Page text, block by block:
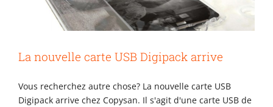
La nouvelle carte USB Digipack arrive
Vous recherchez autre chose? La nouvelle carte USB
Digipack arrive chez Copysan. Il s'agit d'une carte USB de